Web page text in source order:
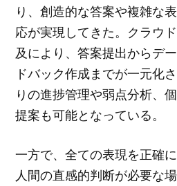
り、創造的な答案や複雑な
応が実現してきた。クラウ
及により、答案提出からデ
ドバック作成までが一元化
りの進捗管理や弱点分析、
提案も可能となっている。
一方で、全ての表現を正確
人間の直感的判断が必要な